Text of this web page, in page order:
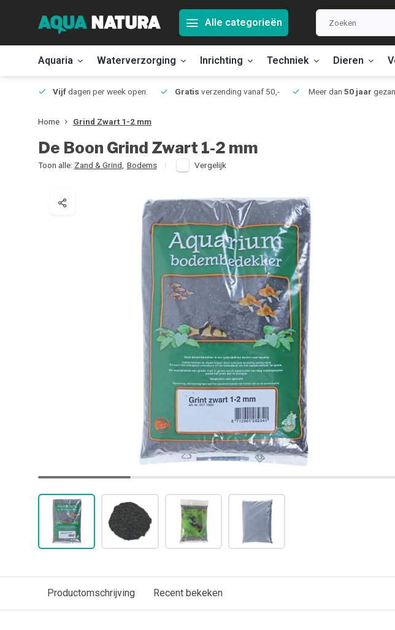
Alle categorieën
Aquaria Waterverzorging Inrichting Techniek Dieren
Vijfdagen per week open. Gratis verzending vanaf 50,- Meer dan 50 jaar
Home Grind Zwart 1-2 mm
De Boon Grind Zwart 1-2 mm
Toon alle: Zand & Grind Bodems Vergelijk
Productomschrijving Recent bekeken